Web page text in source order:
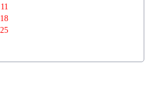
11
18
25